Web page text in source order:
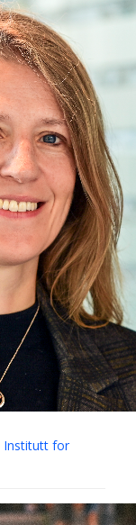
Institutt for